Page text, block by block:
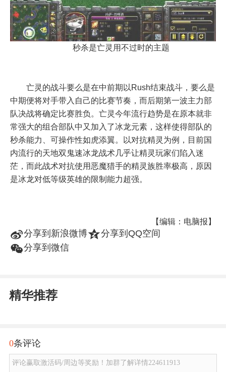
秒杀是亡灵用不过时的主题
亡灵的战斗要么是在中前期以Rush结束战斗，要么是
中期便将对手带入自己的比赛节奏，而后期第一波主力部
队决战将确定比赛胜负。亡灵今年流行趋势是在原本就非
常强大的组合部队中又加入了冰龙元素，这样使得部队的
秒杀能力、可操作性如虎添翼。以对抗精灵为例，目前国
内流行的天地双鬼速冰龙战术几乎让精灵玩家们陷入迷
茫，而此战术对抗使用恶魔猎手的精灵族胜率极高，原因
是冰龙对低等级英雄的限制能力超强。
【编辑：电脑报】
t分享到新浪微博z分享到QQ空间
w分享到微信
精华推荐
0条评论
评论赢取激活码/周边等奖励！加群了解详情224611913